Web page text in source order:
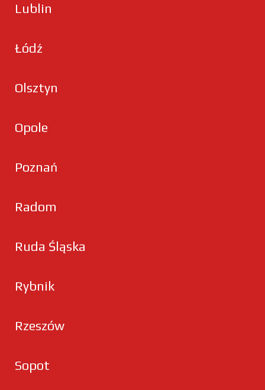
Lublin
Łódź
Olsztyn
Opole
Poznań
Radom
Ruda Śląska
Rybnik
Rzeszów
Sopot